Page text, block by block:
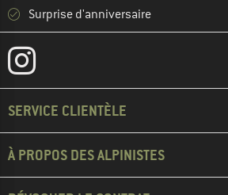
Surprise d'anniversaire
SERVICE CLIENTÈLE
À PROPOS DES ALPINISTES